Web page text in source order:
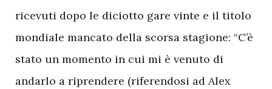
ricevuti dopo le diciotto gare vinte e il titolo
mondiale mancato della scorsa stagione: “C’è
stato un momento in cui mi è venuto di
andarlo a riprendere (riferendosi ad Alex